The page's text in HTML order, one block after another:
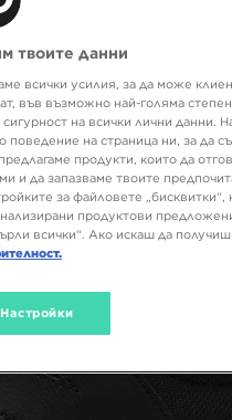
твоите данни
всички усилия, за да може
във възможно най-голяма
сигурност на всички лични данни.
поведение на страница ни, за да
продукти, които да
и да запазваме твоите
за файловете
продуктови
всички“. Ако искаш да
Настройки